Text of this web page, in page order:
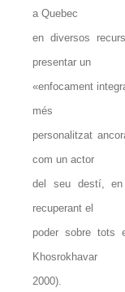
a Quebec
en diversos
presentar un
«enfocament
més
personalitzat
com un actor
del seu destí, en
recuperant el
poder sobre tots
Khosrokhavar
2000).